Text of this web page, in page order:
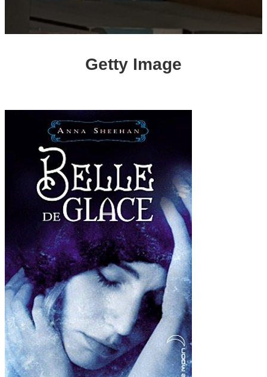
Getty Image